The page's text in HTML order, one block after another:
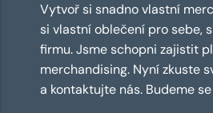
Vytvoř si snadno vlastní
si vlastní oblečení pro sebe,
firmu. Jsme schopni zajistit
merchandising. Nyní zkuste
a kontaktujte nás. Budeme